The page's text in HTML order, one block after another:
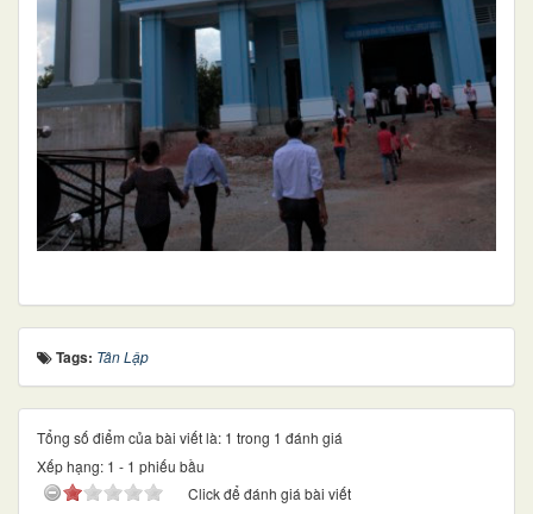
Tags: Tân Lập
Tổng số điểm của bài viết là: 1 trong 1 đánh giá
Xếp hạng: 1 - 1 phiếu bầu
Click để đánh giá bài viết